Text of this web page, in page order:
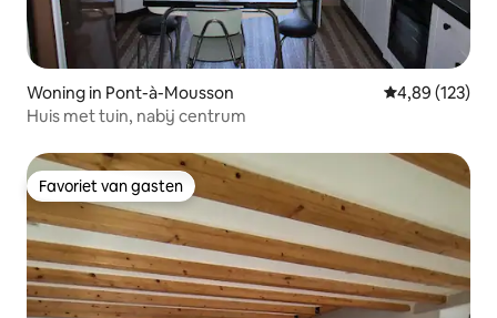
Woning in Pont-à-Mousson Gemiddelde
4,89 (123)
Huis met tuin, nabij centrum
Favoriet van gasten
Favoriet van gasten